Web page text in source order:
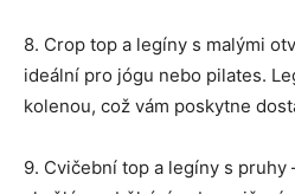
8. Crop top a legíny s malými
ideální pro jógu nebo pilates.
kolenou, což vám poskytne
9. Cvičební top a legíny s pruhy